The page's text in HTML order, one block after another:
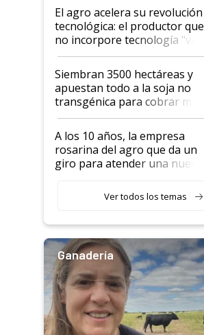
El agro acelera su revolución
tecnológica: el productor que
no incorpore tecnología "va a
perder el tren"
Siembran 3500 hectáreas y
apuestan todo a la soja no
transgénica para cobrar más
por tonelada: compraron un
semillero
A los 10 años, la empresa
rosarina del agro que da un
giro para atender una nueva
Ver todos los temas
Ganadería